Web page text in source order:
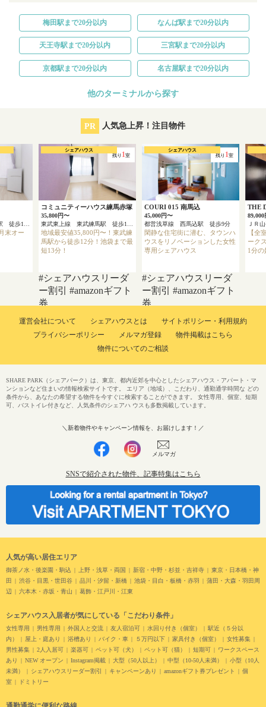
梅田駅まで20分以内 なんば駅まで20分以内
天王寺駅まで20分以内 三宮駅まで20分以内
京都駅まで20分以内 名古屋駅まで20分以内
他のターミナルから探す
PR 人気急上昇！注目物件
京浜急行本線 上大岡駅 徒歩13分
末オー
残り 1室
コミュニティーハウス練馬赤塚
35,800円〜
東武東上線 東武練馬駅 徒歩12分
地域最安値35,800円〜！東武練
馬駅から徒歩12分！池袋まで最
短13分！
シェアハウス
#シェアハウスリーダ
ー割引
#amazonギフト
券
残り 1室
COURI 015 南馬込
45,000円〜
都営浅草線 西馬込駅 徒歩9分
閑静な住宅街に潜む、タウンハ
ウスをリノベーションした女性
専用シェアハウス
シェアハウス
#シェアハウスリーダ
ー割引
#amazonギフト
券
THE
89,000
ＪＲ
【全
ーク
1分の
運営会社について シェアハウスとは
サイトポリシー・利用規約
プライバシーポリシー
メルマガ登録
物件掲載はこちら
物件についてのご相談
人気が高い居住エリア
御茶ノ水・後楽園・駒込 上野・浅草・両国 新宿・中野・杉並・吉祥寺
東京・日本橋・神
田
渋谷・目黒・世田谷 品川・汐留・新橋 池袋・目白・板橋・赤羽
蒲田・大森・羽田周
辺
六本木・赤坂・青山 葛飾・江戸川・江東
シェアハウス入居者が気にしている「こだわり条件」
女性専用 男性専用 外国人と交流 友人宿泊可 水回り付き（個室）
駅近（５分以
内）
屋上・庭あり 浴槽あり バイク・車 ５万円以下 家具付き（個室）
女性募集
男性募集
2人入居可 楽器可 ペット可（犬） ペット可（猫） 短期可
ワークスペース
あり
NEW オープン Instagram掲載 大型（50人以上） 中型（10-50人未満）
小型（10人
未満）
シェアハウスリーダー割引 キャンペーンあり amazonギフト券プレゼント
個
室
ドミトリー
SHARE PARK（シェアパーク）は、東京、都内近郊を中心としたシェアハウス・アパート・マ
ンションなど住まいの情報検索サイトです。 エリア（地域）、こだわり、通勤通学時間な どの
条件から、あなたの希望する物件を今すぐに検索することができます。 女性専用、個室、短期
可、バストイレ付きなど、人気条件のシェアハ ウスも多数掲載しています。
＼新着物件やキャンペーン情報を、お届けします！／
メルマガ
SNSで紹介された物件、記事特集はこちら